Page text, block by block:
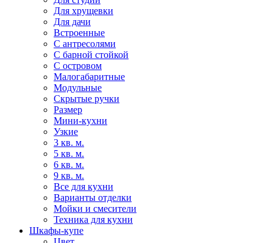
Для хрущевки
Для дачи
Встроенные
С антресолями
С барной стойкой
С островом
Малогабаритные
Модульные
Скрытые ручки
Размер
Мини-кухни
Узкие
3 кв. м.
5 кв. м.
6 кв. м.
9 кв. м.
Все для кухни
Варианты отделки
Мойки и смесители
Техника для кухни
Шкафы-купе